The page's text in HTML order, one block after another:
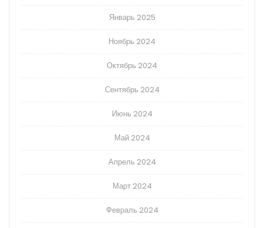
Январь 2025
Ноябрь 2024
Октябрь 2024
Сентябрь 2024
Июнь 2024
Май 2024
Апрель 2024
Март 2024
Февраль 2024